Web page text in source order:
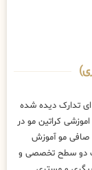
ای تدارک دیده شده
کراتین مو در
صافی مو آموزش
دو سطح تخصصی و